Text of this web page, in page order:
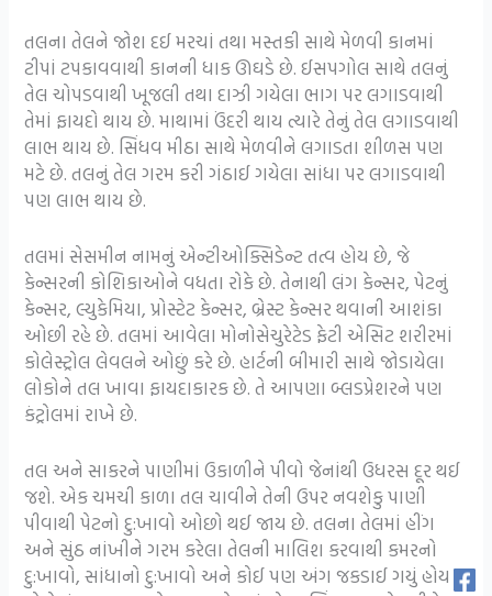
તલના તેલને જોશ દઈ મરચાં તથા મસ્તકી સાથે મેળવી કાનમાં
ટીપાં ટપકાવવાથી કાનની ધાક ઊઘડે છે. ઈસપગોલ સાથે તલનું
તેલ ચોપડવાથી ખૂજલી તથા દાઝી ગયેલા ભાગ પર લગાડવાથી
તેમાં ફાયદો થાય છે. માથામાં ઉંદરી થાય ત્યારે તેનું તેલ લગાડવાથી
લાભ થાય છે. સિંધવ મીઠા સાથે મેળવીને લગાડતા શીળસ પણ
મટે છે. તલનું તેલ ગરમ કરી ગંઠાઈ ગયેલા સાંધા પર લગાડવાથી
પણ લાભ થાય છે.
તલમાં સેસમીન નામનું એન્ટીઓક્સિડેન્ટ તત્વ હોય છે, જે
કેન્સરની કોશિકાઓને વધતા રોકે છે. તેનાથી લંગ કેન્સર, પેટનું
કેન્સર, લ્યુકેમિયા, પ્રોસ્ટેટ કેન્સર, બ્રેસ્ટ કેન્સર થવાની આશંકા
ઓછી રહે છે. તલમાં આવેલા મોનોસેચુરેટેડ ફેટી એસિટ શરીરમાં
કોલેસ્ટ્રોલ લેવલને ઓછું કરે છે. હાર્ટની બીમારી સાથે જોડાયેલા
લોકોને તલ ખાવા ફાયદાકારક છે. તે આપણા બ્લડપ્રેશરને પણ
કંટ્રોલમાં રાખે છે.
તલ અને સાકરને પાણીમાં ઉકાળીને પીવો જેનાંથી ઉધરસ દૂર થઈ
જશે. એક ચમચી કાળા તલ ચાવીને તેની ઉપર નવશેકુ પાણી
પીવાથી પેટનો દુ:ખાવો ઓછો થઈ જાય છે. તલના તેલમાં હીંગ
અને સુંઠ નાંખીને ગરમ કરેલા તેલની માલિશ કરવાથી કમરનો
દુ:ખાવો, સાંધાનો દુ:ખાવો અને કોઈ પણ અંગ જકડાઈ ગયું હોય